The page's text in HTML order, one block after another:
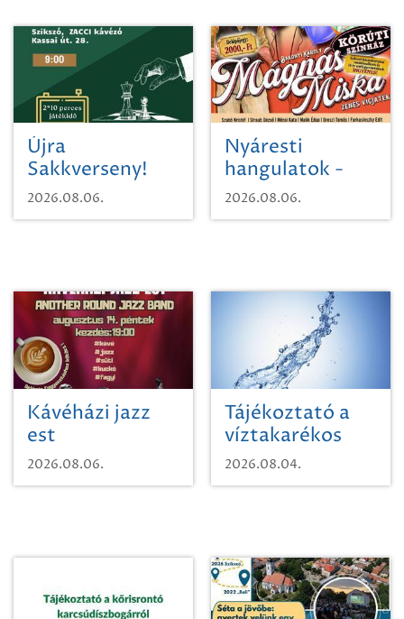
Újra
Sakkverseny!
2026.08.06.
Nyáresti
hangulatok -
Mágnás Miska
2026.08.06.
Kávéházi jazz
est
2026.08.06.
Tájékoztató a
víztakarékos
vízhasználatról
2026.08.04.